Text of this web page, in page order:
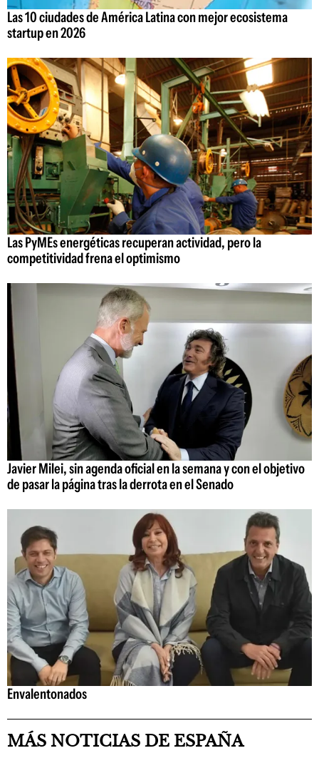
Las 10 ciudades de América Latina con mejor ecosistema
startup en 2026
Las PyMEs energéticas recuperan actividad, pero la
competitividad frena el optimismo
Javier Milei, sin agenda oficial en la semana y con el objetivo
de pasar la página tras la derrota en el Senado
Envalentonados
MÁS NOTICIAS DE ESPAÑA